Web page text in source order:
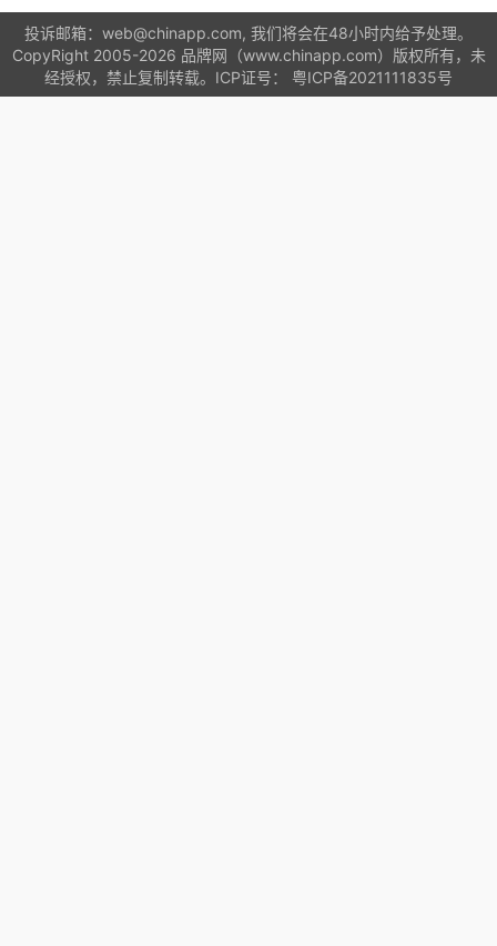
投诉邮箱：web@chinapp.com, 我们将会在48小时内给予处理。
CopyRight 2005-2026 品牌网（www.chinapp.com）版权所有，未
经授权，禁止复制转载。ICP证号： 粤ICP备2021111835号